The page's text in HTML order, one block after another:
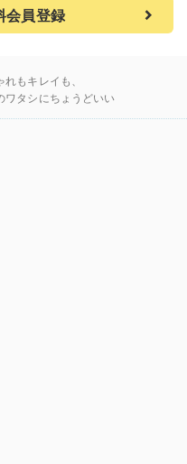
会員登録
れもキレイも、
ワタシにちょうどいい